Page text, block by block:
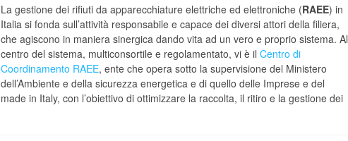
La gestione dei rifiuti da apparecchiature elettriche ed elettroniche (RAEE) in
Italia si fonda sull’attività responsabile e capace dei diversi attori della filiera,
che agiscono in maniera sinergica dando vita ad un vero e proprio sistema. Al
centro del sistema, multiconsortile e regolamentato, vi è il Centro di
Coordinamento RAEE, ente che opera sotto la supervisione del Ministero
dell’Ambiente e della sicurezza energetica e di quello delle Imprese e del
made in Italy, con l’obiettivo di ottimizzare la raccolta, il ritiro e la gestione dei